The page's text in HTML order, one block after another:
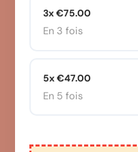
En 3 fois
3x €75.00
En 5 fois
5x €47.00